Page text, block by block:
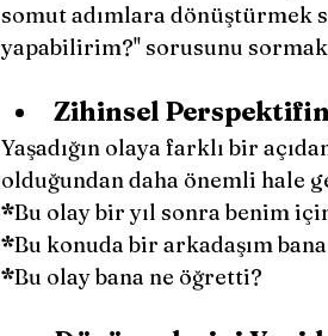
somut adımlara dönüştürmek
yapabilirim?'' sorusunu
Zihinsel
Yaşadığın olaya farklı bir
olduğundan daha önemli hale
*Bu olay bir yıl sonra benim
*Bu konuda bir arkadaşım
*Bu olay bana ne öğretti?